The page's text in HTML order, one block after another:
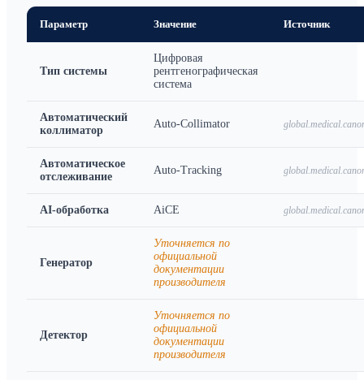
Параметр Значение Источник
Тип системы
Цифровая
рентгенографическая
система
Автоматический
коллиматор
Auto-Collimator
Автоматическое
отслеживание
Auto-Tracking
AI-обработка AiCE
Генератор
Уточняется по
официальной
документации
производителя
Детектор
Уточняется по
официальной
документации
производителя